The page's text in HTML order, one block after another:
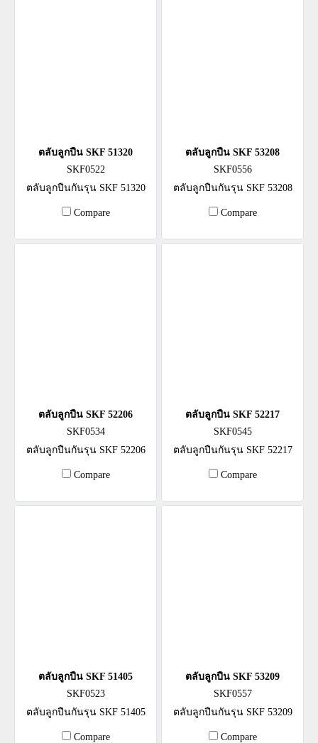
ตลับลูกปืน SKF 51320
SKF0522
ตลับลูกปืนกันรุน SKF 51320
Compare
ตลับลูกปืน SKF 53208
SKF0556
ตลับลูกปืนกันรุน SKF 53208
Compare
ตลับลูกปืน SKF 52206
SKF0534
ตลับลูกปืนกันรุน SKF 52206
Compare
ตลับลูกปืน SKF 52217
SKF0545
ตลับลูกปืนกันรุน SKF 52217
Compare
ตลับลูกปืน SKF 51405
SKF0523
ตลับลูกปืนกันรุน SKF 51405
Compare
ตลับลูกปืน SKF 53209
SKF0557
ตลับลูกปืนกันรุน SKF 53209
Compare